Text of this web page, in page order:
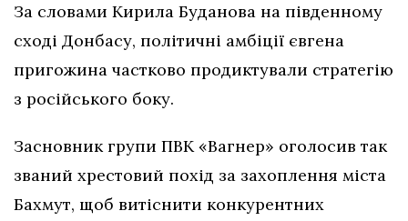
За словами Кирила Буданова на південному
сході Донбасу, політичні амбіції євгена
пригожина частково продиктували стратегію
з російського боку.
Засновник групи ПВК «Вагнер» оголосив так
званий хрестовий похід за захоплення міста
Бахмут, щоб витіснити конкурентних